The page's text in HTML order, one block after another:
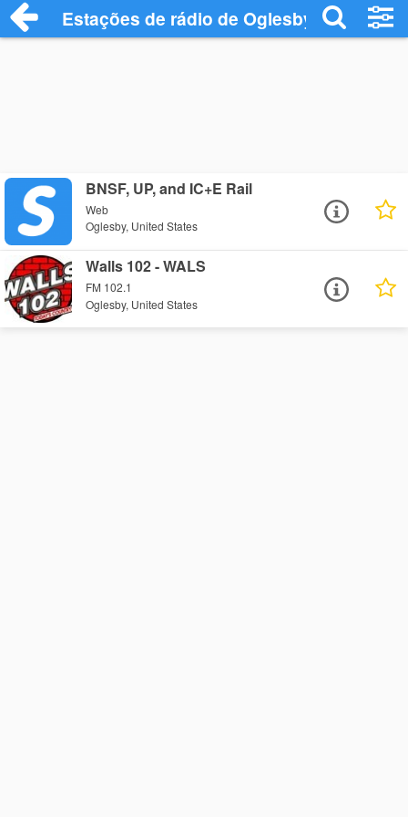
Estações de rádio de Oglesby - Ouça
BNSF, UP, and IC+E Rail
Web
Oglesby, United States
Walls 102 - WALS
FM 102.1
Oglesby, United States